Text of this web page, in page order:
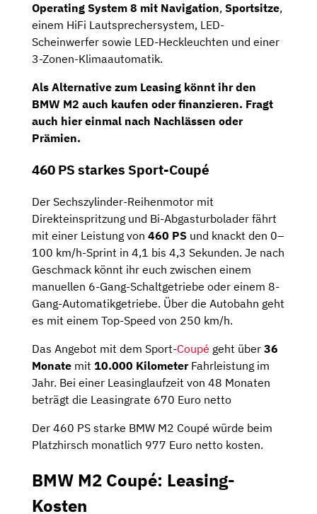
Operating System 8 mit Navigation, Sportsitze,
einem HiFi Lautsprechersystem, LED-
Scheinwerfer sowie LED-Heckleuchten und einer
3-Zonen-Klimaautomatik.
Als Alternative zum Leasing könnt ihr den
BMW M2 auch kaufen oder finanzieren. Fragt
auch hier einmal nach Nachlässen oder
Prämien.
460 PS starkes Sport-Coupé
Der Sechszylinder-Reihenmotor mit
Direkteinspritzung und Bi-Abgasturbolader fährt
mit einer Leistung von 460 PS und knackt den 0–
100 km/h-Sprint in 4,1 bis 4,3 Sekunden. Je nach
Geschmack könnt ihr euch zwischen einem
manuellen 6-Gang-Schaltgetriebe oder einem 8-
Gang-Automatikgetriebe. Über die Autobahn geht
es mit einem Top-Speed von 250 km/h.
Das Angebot mit dem Sport-Coupé geht über 36
Monate mit 10.000 KilometerFahrleistung im
Jahr. Bei einer Leasinglaufzeit von 48 Monaten
beträgt die Leasingrate 670 Euro netto
Der 460 PS starke BMW M2 Coupé würde beim
Platzhirsch monatlich 977 Euro netto kosten.
BMW M2 Coupé: Leasing-
Kosten